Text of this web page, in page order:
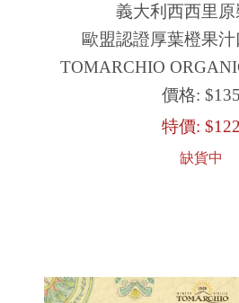
義大利西西里原
歐盟認證厚葉橙果
TOMARCHIO
價格: $135
特價: $122
缺貨中